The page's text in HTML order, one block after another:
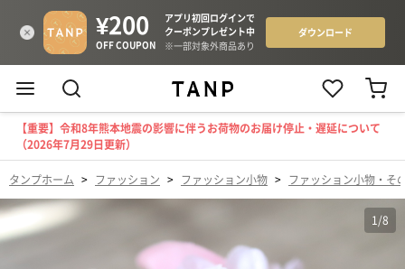
【重要】令和8年熊本地震の影響に伴うお荷物のお届け停止・遅延について
（2026年7月29日更新）
タンプホーム > ファッション > ファッション小物 > ファッション小物・そ
1 /8